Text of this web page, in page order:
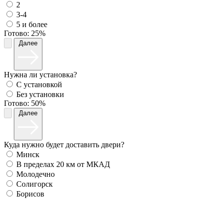
2
3-4
5 и более
Готово: 25%
Нужна ли установка?
С установкой
Без установки
Готово: 50%
Куда нужно будет доставить двери?
Минск
В пределах 20 км от МКАД
Молодечно
Солигорск
Борисов